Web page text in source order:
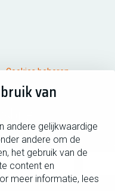
van
andere gelijkwaardige
andere om de
het gebruik van de
content en
meer informatie, lees
iso/iec 27001
Cookies beheren